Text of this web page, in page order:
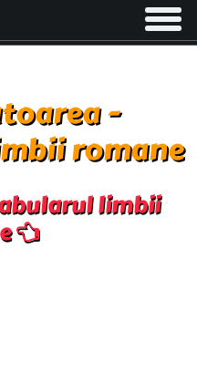
Toggle
-
romane
limbii